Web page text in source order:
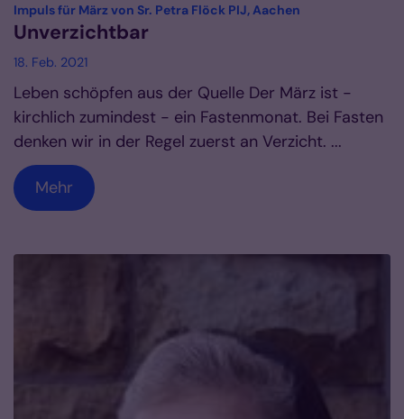
Impuls für März von Sr. Petra Flöck PIJ, Aachen
Unverzichtbar
18. Feb. 2021
Leben schöpfen aus der Quelle Der März ist -
kirchlich zumindest - ein Fastenmonat. Bei Fasten
denken wir in der Regel zuerst an Verzicht. ...
Mehr